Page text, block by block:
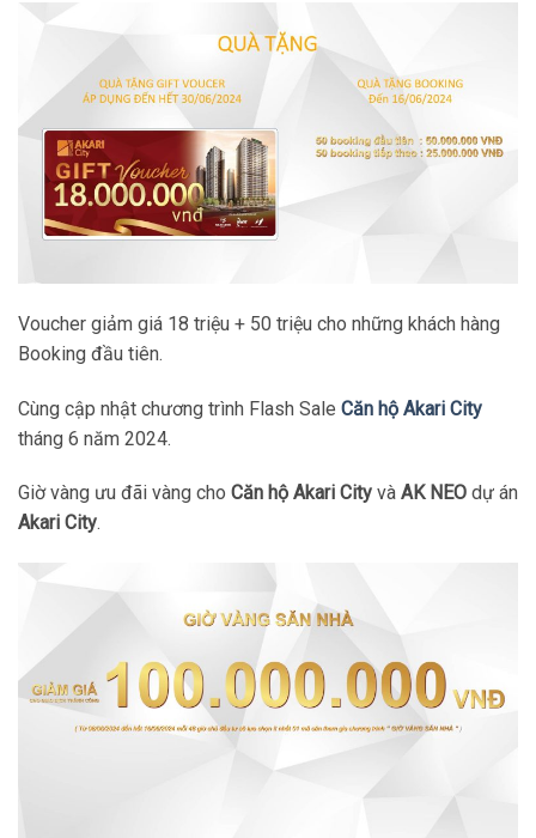
Voucher giảm giá 18 triệu + 50 triệu cho những khách hàng
Booking đầu tiên.
Cùng cập nhật chương trình Flash Sale Căn hộ Akari City
tháng 6 năm 2024.
Giờ vàng ưu đãi vàng cho Căn hộ Akari City và AK NEO dự án
Akari City.